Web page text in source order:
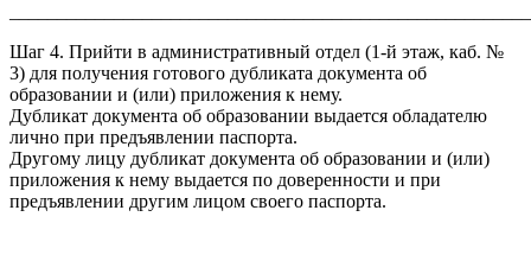
Шаг 4. Прийти в административный отдел (1-й этаж, каб. №
3) для получения готового дубликата документа об
образовании и (или) приложения к нему.
Дубликат документа об образовании выдается обладателю
лично при предъявлении паспорта.
Другому лицу дубликат документа об образовании и (или)
приложения к нему выдается по доверенности и при
предъявлении другим лицом своего паспорта.